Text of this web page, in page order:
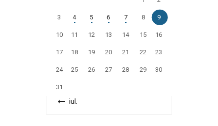
3 4 5 6 7 8 9
10 11 12 13 14 15 16
17 18 19 20 21 22 23
24 25 26 27 28 29 30
31
« iul.